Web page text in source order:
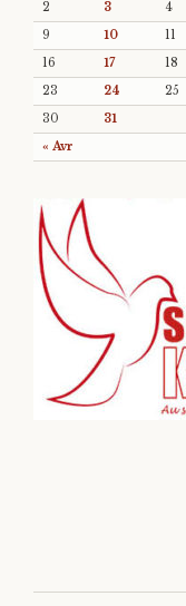
« Avr
2
3 4
9
10 11
16
17 18
23
24 25
30
31